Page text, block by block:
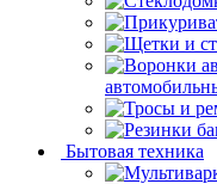
Бытовая техника